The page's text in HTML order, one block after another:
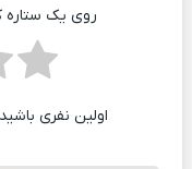
روی یک ستاره
اولین نفری